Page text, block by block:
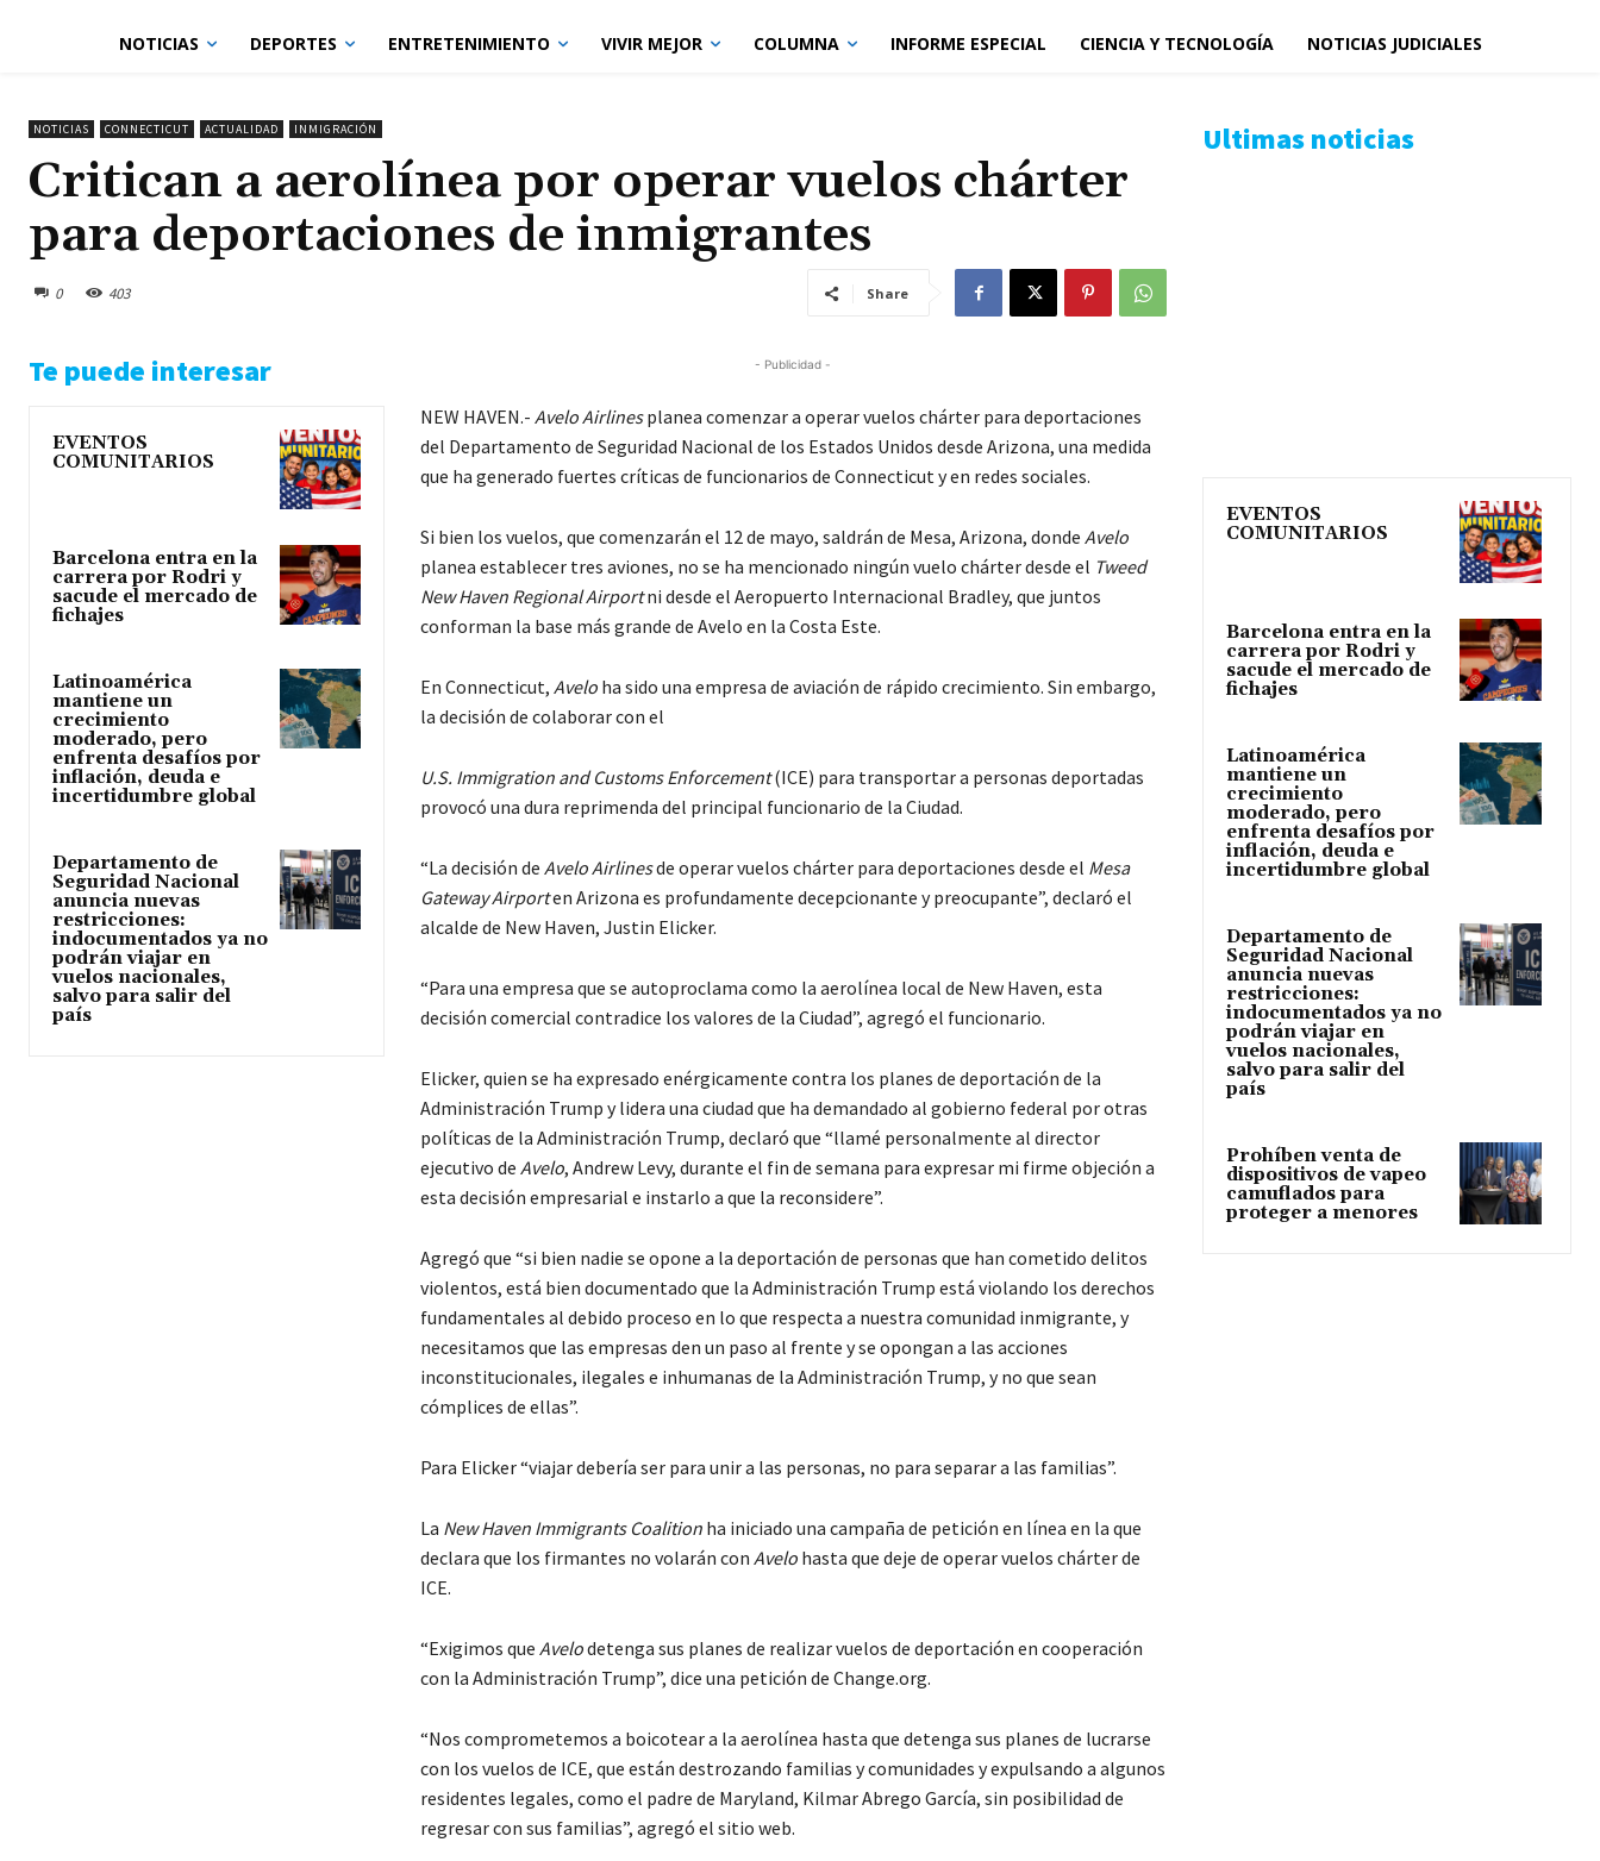
NOTICIAS DEPORTES ENTRETENIMIENTO VIVIR MEJOR COLUMNA INFORME ESPECIAL CIENCIA Y TECNOLOGÍA NOTICIAS JUDICIALES
NOTICIAS CONNECTICUT ACTUALIDAD INMIGRACIÓN
Critican a aerolínea por operar vuelos chárter
para deportaciones de inmigrantes
0 403 Share
Te puede interesar
EVENTOS
COMUNITARIOS
Barcelona entra en la
carrera por Rodri y
sacude el mercado de
fichajes
Latinoamérica
mantiene un
crecimiento
moderado, pero
enfrenta desafíos por
inflación, deuda e
incertidumbre global
Departamento de
Seguridad Nacional
anuncia nuevas
restricciones:
indocumentados ya no
podrán viajar en
vuelos nacionales,
salvo para salir del
país
- Publicidad -
NEW HAVEN.- Avelo Airlinesplanea comenzar a operar vuelos chárter para deportaciones
del Departamento de Seguridad Nacional de los Estados Unidos desde Arizona, una medida
que ha generado fuertes críticas de funcionarios de Connecticut y en redes sociales.
Si bien los vuelos, que comenzarán el 12 de mayo, saldrán de Mesa, Arizona, donde Avelo
planea establecer tres aviones, no se ha mencionado ningún vuelo chárter desde el Tweed
New Haven Regional Airportni desde el Aeropuerto Internacional Bradley, que juntos
conforman la base más grande de Avelo en la Costa Este.
En Connecticut, Aveloha sido una empresa de aviación de rápido crecimiento. Sin embargo,
la decisión de colaborar con el
U.S. Immigration and Customs Enforcement(ICE) para transportar a personas deportadas
provocó una dura reprimenda del principal funcionario de la Ciudad.
“La decisión de Avelo Airlinesde operar vuelos chárter para deportaciones desde el Mesa
Gateway Airporten Arizona es profundamente decepcionante y preocupante”, declaró el
alcalde de New Haven, Justin Elicker.
“Para una empresa que se autoproclama como la aerolínea local de New Haven, esta
decisión comercial contradice los valores de la Ciudad”, agregó el funcionario.
Elicker, quien se ha expresado enérgicamente contra los planes de deportación de la
Administración Trump y lidera una ciudad que ha demandado al gobierno federal por otras
políticas de la Administración Trump, declaró que “llamé personalmente al director
ejecutivo de Avelo, Andrew Levy, durante el fin de semana para expresar mi firme objeción a
esta decisión empresarial e instarlo a que la reconsidere”.
Agregó que “si bien nadie se opone a la deportación de personas que han cometido delitos
violentos, está bien documentado que la Administración Trump está violando los derechos
fundamentales al debido proceso en lo que respecta a nuestra comunidad inmigrante, y
necesitamos que las empresas den un paso al frente y se opongan a las acciones
inconstitucionales, ilegales e inhumanas de la Administración Trump, y no que sean
cómplices de ellas”.
Para Elicker “viajar debería ser para unir a las personas, no para separar a las familias”.
La New Haven Immigrants Coalitionha iniciado una campaña de petición en línea en la que
declara que los firmantes no volarán con Avelohasta que deje de operar vuelos chárter de
ICE.
“Exigimos que Avelodetenga sus planes de realizar vuelos de deportación en cooperación
con la Administración Trump”, dice una petición de Change.org.
“Nos comprometemos a boicotear a la aerolínea hasta que detenga sus planes de lucrarse
con los vuelos de ICE, que están destrozando familias y comunidades y expulsando a algunos
residentes legales, como el padre de Maryland, Kilmar Abrego García, sin posibilidad de
regresar con sus familias”, agregó el sitio web.
Ultimas noticias
EVENTOS
COMUNITARIOS
Barcelona entra en la
carrera por Rodri y
sacude el mercado de
fichajes
Latinoamérica
mantiene un
crecimiento
moderado, pero
enfrenta desafíos por
inflación, deuda e
incertidumbre global
Departamento de
Seguridad Nacional
anuncia nuevas
restricciones:
indocumentados ya no
podrán viajar en
vuelos nacionales,
salvo para salir del
país
Prohíben venta de
dispositivos de vapeo
camuflados para
proteger a menores